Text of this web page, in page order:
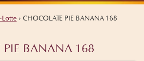
› CHOCOLATE PIE BANANA 168
PIE BANANA 168